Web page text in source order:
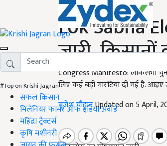
#Top on Krishi Jagran
सफल किसान
मिलेनियर फार्मर ऑफ इंडिया अवॉर्ड
महिंद्रा ट्रैक्टर्स
कृषि मशीनरी
Lok Sabha
जारी, किसानों
Congress Manifesto: लोकसभा
लिए कई बड़ी गारंटियां दी गई है.
बृजेश चौहानUpdated on 5 April,